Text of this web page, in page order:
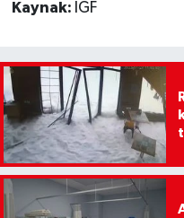
Kaynak: İGF